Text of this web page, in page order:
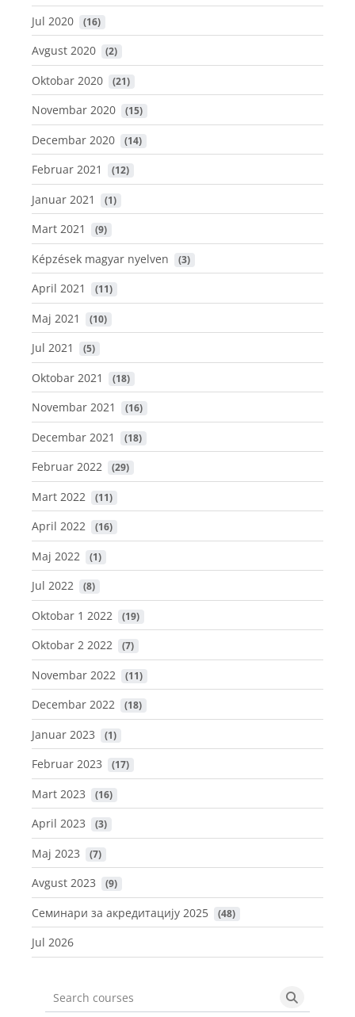
Jul 2020 (16)
Avgust 2020 (2)
Oktobar 2020 (21)
Novembar 2020 (15)
Decembar 2020 (14)
Februar 2021 (12)
Januar 2021 (1)
Mart 2021 (9)
Képzések magyar nyelven (3)
April 2021 (11)
Maj 2021 (10)
Jul 2021 (5)
Oktobar 2021 (18)
Novembar 2021 (16)
Decembar 2021 (18)
Februar 2022 (29)
Mart 2022 (11)
April 2022 (16)
Maj 2022 (1)
Jul 2022 (8)
Oktobar 1 2022 (19)
Oktobar 2 2022 (7)
Novembar 2022 (11)
Decembar 2022 (18)
Januar 2023 (1)
Februar 2023 (17)
Mart 2023 (16)
April 2023 (3)
Maj 2023 (7)
Avgust 2023 (9)
Семинари за акредитацију 2025 (48)
Jul 2026
Search courses